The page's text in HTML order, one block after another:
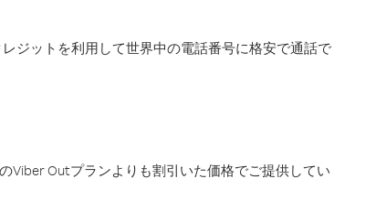
ジットを利用して世界中の電話番号に格安で通話で
Viber Outプランよりも割引いた価格でご提供してい